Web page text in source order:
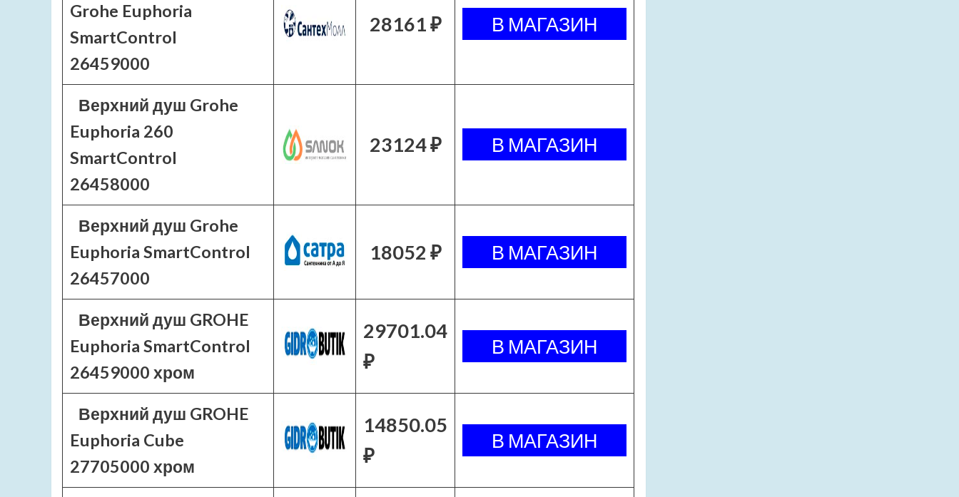
Grohe Euphoria
SmartControl
26459000
28161 ₽
Верхний душ Grohe
Euphoria 260
SmartControl
26458000
23124 ₽
Верхний душ Grohe
Euphoria SmartControl
26457000
18052 ₽
Верхний душ GROHE
Euphoria SmartControl
26459000 хром
29701.04
₽
Верхний душ GROHE
Euphoria Cube
27705000 хром
14850.05
₽